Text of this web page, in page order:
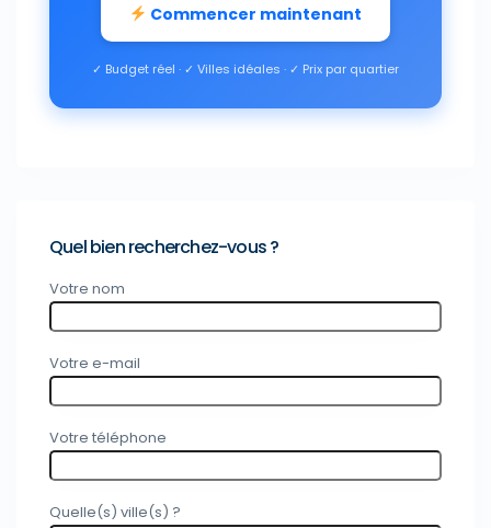
Commencer maintenant
✓ Budget réel · ✓ Villes idéales · ✓ Prix par quartier
Quel bien recherchez-vous ?
Votre nom
Votre e-mail
Votre téléphone
Quelle(s) ville(s) ?